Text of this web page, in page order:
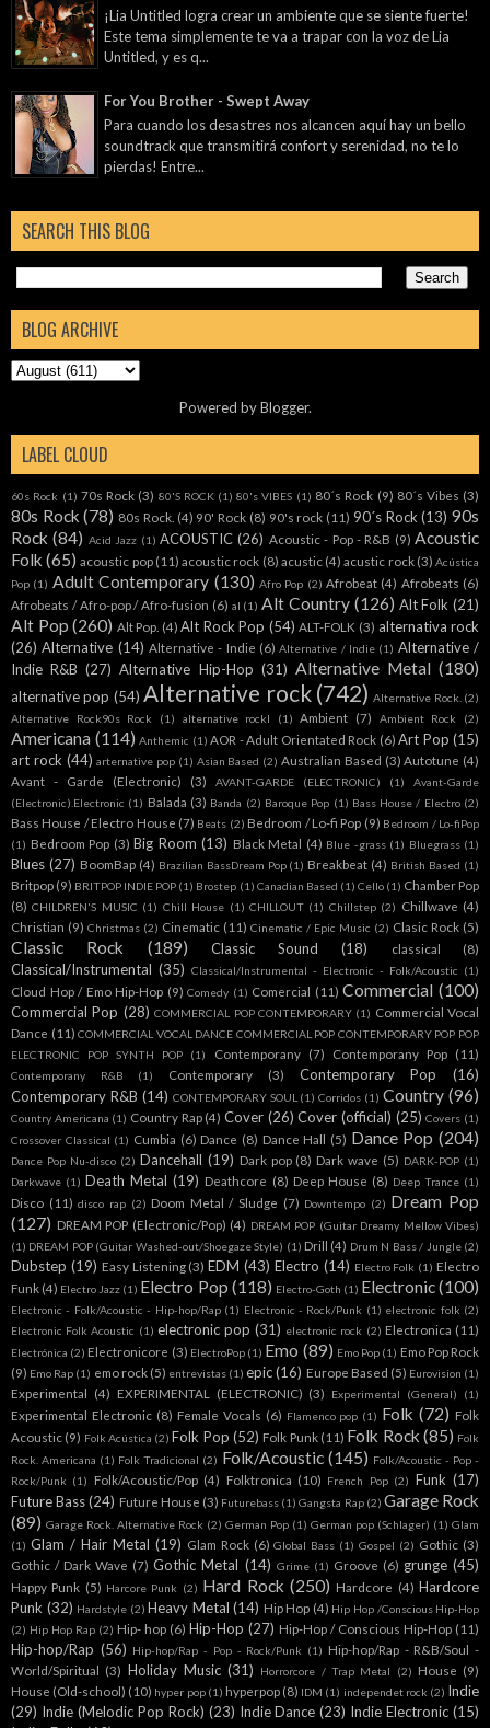
¡Lia Untitled logra crear un ambiente que se siente fuerte!
Este tema simplemente te va a trapar con la voz de Lia
Untitled, y es q...
For You Brother - Swept Away
Para cuando los desastres nos alcancen aquí hay un bello
soundtrack que transmitirá confort y serenidad, no te lo
pierdas! Entre...
SEARCH THIS BLOG
BLOG ARCHIVE
Powered byBlogger.
LABEL CLOUD
60s Rock (1) 70s Rock (3) 80'S ROCK (1) 80's VIBES (1) 80´s Rock (9) 80´s Vibes (3)
80s Rock (78) 80s Rock. (4) 90' Rock (8) 90's rock (11) 90´s Rock (13) 90s
Rock (84) Acid Jazz (1) ACOUSTIC (26) Acoustic - Pop - R&B (9) Acoustic
Folk (65) acoustic pop (11) acoustic rock (8) acustic (4) acustic rock (3) Acústica
Pop (1) Adult Contemporary (130) Afro Pop (2) Afrobeat (4) Afrobeats (6)
Afrobeats / Afro-pop / Afro-fusion (6) al (1) Alt Country (126) Alt Folk (21)
Alt Pop (260) Alt Pop. (4) Alt Rock Pop (54) ALT-FOLK (3) alternativa rock
(26) Alternative (14) Alternative - Indie (6) Alternative / Indie (1) Alternative /
Indie R&B (27) Alternative Hip-Hop (31) Alternative Metal (180)
alternative pop (54) Alternative rock (742) Alternative Rock. (2)
Alternative Rock90s Rock
(1) alternative rockl (1) Ambient (7) Ambient Rock (2)
Americana (114) Anthemic (1) AOR - Adult Orientated Rock (6) Art Pop (15)
art rock (44) arternative pop (1) Asian Based (2) Australian Based (3) Autotune (4)
Avant - Garde (Electronic)
(3) AVANT-GARDE (ELECTRONIC) (1)
Avant-Garde
(Electronic).Electronic (1) Balada (3) Banda (2) Baroque Pop (1) Bass House / Electro (2)
Bass House / Electro House (7) Beats (2) Bedroom / Lo-fi Pop (9) Bedroom / Lo-fiPop
(1) Bedroom Pop (3) Big Room (13) Black Metal (4) Blue -grass (1) Bluegrass (1)
Blues (27) BoomBap (4) Brazilian BassDream Pop (1) Breakbeat (4) British Based (1)
Britpop (9) BRITPOP INDIE POP (1) Brostep (1) Canadian Based (1) Cello (1) Chamber Pop
(8) CHILDREN'S MUSIC (1) Chill House (1) CHILLOUT (1) Chillstep (2) Chillwave (4)
Christian (9) Christmas (2) Cinematic (11) Cinematic / Epic Music (2) Clasic Rock (5)
Classic Rock (189) Classic Sound (18) classical (8)
Classical/Instrumental (35) Classical/Instrumental - Electronic - Folk/Acoustic (1)
Cloud Hop / Emo Hip-Hop (9) Comedy (1) Comercial (11) Commercial (100)
Commercial Pop (28) COMMERCIAL POP CONTEMPORARY (1) Commercial Vocal
Dance (11) COMMERCIAL VOCAL DANCE COMMERCIAL POP CONTEMPORARY POP POP
ELECTRONIC POP SYNTH POP
(1) Contemporany (7) Contemporany Pop (11)
Contemporany R&B (1) Contemporary (3) Contemporary Pop
(16)
Contemporary R&B (14) CONTEMPORARY SOUL (1) Corridos (1) Country (96)
Country Americana (1) Country Rap (4) Cover (26) Cover (official) (25) Covers (1)
Crossover Classical (1) Cumbia (6) Dance (8) Dance Hall (5) Dance Pop (204)
Dance Pop Nu-disco (2) Dancehall (19) Dark pop (8) Dark wave (5) DARK-POP (1)
Darkwave (1) Death Metal (19) Deathcore (8) Deep House (8) Deep Trance (1)
Disco (11) disco rap (2) Doom Metal / Sludge (7) Downtempo (2) Dream Pop
(127) DREAM POP (Electronic/Pop) (4) DREAM POP (Guitar Dreamy Mellow Vibes)
(1) DREAM POP (Guitar Washed-out/Shoegaze Style) (1) Drill (4) Drum N Bass / Jungle (2)
Dubstep (19) Easy Listening (3) EDM (43) Electro (14) Electro Folk (1) Electro
Funk (4) Electro Jazz (1) Electro Pop (118) Electro-Goth (1) Electronic(100)
Electronic - Folk/Acoustic - Hip-hop/Rap (1) Electronic - Rock/Punk (1) electronic folk (2)
Electronic Folk Acoustic (1) electronic pop (31) electronic rock (2) Electronica (11)
Electrónica (2) Electronicore (3) ElectroPop (1) Emo (89) Emo Pop (1) Emo Pop Rock
(9) Emo Rap (1) emo rock (5) entrevistas (1) epic (16) Europe Based (5) Eurovision (1)
Experimental (4) EXPERIMENTAL (ELECTRONIC) (3) Experimental (General) (1)
Experimental Electronic (8) Female Vocals (6) Flamenco pop (1) Folk (72) Folk
Acoustic (9) Folk Acústica (2) Folk Pop (52) Folk Punk (11) Folk Rock (85) Folk
Rock. Americana (1) Folk Tradicional (2) Folk/Acoustic (145) Folk/Acoustic - Pop -
Rock/Punk (1) Folk/Acoustic/Pop (4) Folktronica (10) French Pop (2) Funk (17)
Future Bass (24) Future House (3) Futurebass (1) Gangsta Rap (2) Garage Rock
(89) Garage Rock. Alternative Rock (2) German Pop (1) German pop (Schlager) (1) Glam
(1) Glam / Hair Metal (19) Glam Rock (6) Global Bass (1) Gospel (2) Gothic (3)
Gothic / Dark Wave (7) Gothic Metal (14) Grime (1) Groove (6) grunge (45)
Happy Punk (5) Harcore Punk (2) Hard Rock (250) Hardcore (4) Hardcore
Punk (32) Hardstyle (2) Heavy Metal (14) Hip Hop (4) Hip Hop /Conscious Hip-Hop
(2) Hip Hop Rap (2) Hip- hop (6) Hip-Hop (27) Hip-Hop / Conscious Hip-Hop (11)
Hip-hop/Rap (56) Hip-hop/Rap - Pop - Rock/Punk (1) Hip-hop/Rap - R&B/Soul -
World/Spiritual (3) Holiday Music (31) Horrorcore / Trap Metal (2) House (9)
House (Old-school) (10) hyper pop (1) hyperpop (8) IDM (1) independet rock (2) Indie
(29) Indie (Melodic Pop Rock) (23) Indie Dance (23) Indie Electronic (15)